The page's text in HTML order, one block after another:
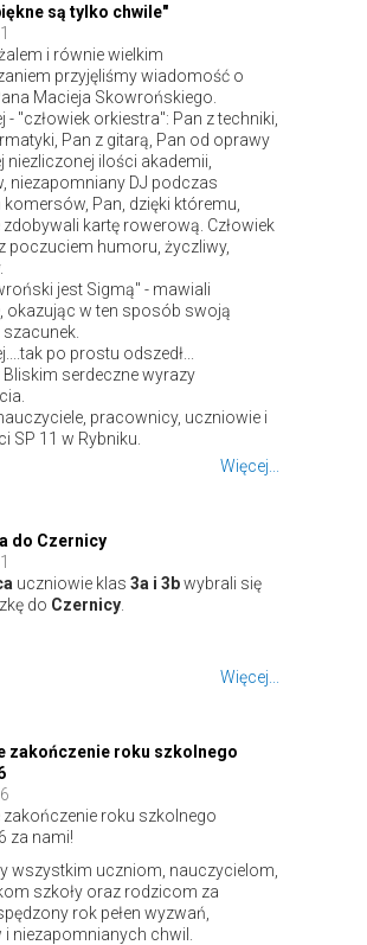
są tylko chwile"
i równie wielkim
przyjęliśmy wiadomość o
Macieja Skowrońskiego.
- "człowiek orkiestra": Pan z techniki,
Pan z gitarą, Pan od oprawy
niezliczonej ilości akademii,
niezapomniany DJ podczas
Pan, dzięki któremu,
kartę rowerową. Człowiek
poczuciem humoru, życzliwy,
jest Sigmą" - mawiali
okazując w ten sposób swoją
po prostu odszedł...
Bliskim serdeczne wyrazy
pracownicy, uczniowie i
SP 11 w Rybniku.
Więcej...
do Czernicy
uczniowie klas 3a i 3bwybrali się
do Czernicy
Więcej...
zakończenie roku szkolnego
zakończenie roku szkolnego
za nami!
wszystkim uczniom, nauczycielom,
szkoły oraz rodzicom za
rok pełen wyzwań,
niezapomnianych chwil.